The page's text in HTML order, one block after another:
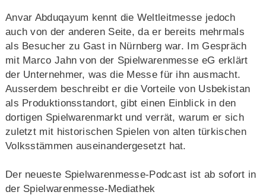
Anvar Abduqayum kennt die Weltleitmesse jedoch
auch von der anderen Seite, da er bereits mehrmals
als Besucher zu Gast in Nürnberg war. Im Gespräch
mit Marco Jahn von der Spielwarenmesse eG erklärt
der Unternehmer, was die Messe für ihn ausmacht.
Ausserdem beschreibt er die Vorteile von Usbekistan
als Produktionsstandort, gibt einen Einblick in den
dortigen Spielwarenmarkt und verrät, warum er sich
zuletzt mit historischen Spielen von alten türkischen
Volksstämmen auseinandergesetzt hat.
Der neueste Spielwarenmesse-Podcast ist ab sofort in
der Spielwarenmesse-Mediathek